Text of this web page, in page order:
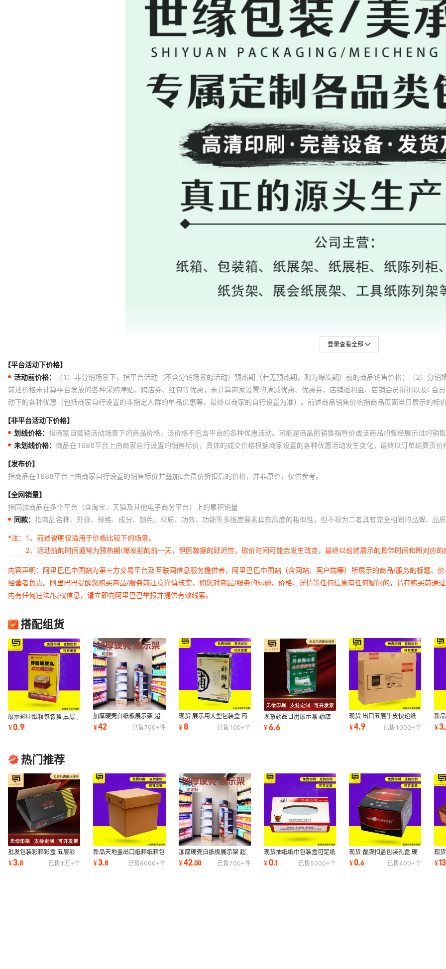
登录查看全部
【平台活动下价格】
活动前价格：
（1）非分销场景下，指平台活动（不含分销场景的活动）预热期（若无预热期，则为爆发期）前的商品销售价格；（2）分
前述价格未计算平台发放的各种采购津贴、跨店券、红包等优惠，未计算商家设置的满减优惠、优惠券、店铺返利金、店铺会员折扣以及L会
动下的各种优惠（包括商家自行设置的非指定人群的单品优惠等，最终以商家的自行设置为准）。前述商品销售价格指商品页面当日展示的标
【非平台活动下价格】
划线价格： 指商家自营销活动场景下的商品价格，该价格不包含平台的各种优惠活动。可能是商品的销售指导价或该商品的曾经展示过的销售
未划线价格： 商品在1688平台上由商家自行设置的销售标价，具体的成交价格根据商家设置的各种优惠活动发生变化，最终以订单结算页价
【发布价】
指商品在1688平台上由商家自行设置的销售标价并叠加L会员价折扣后的价格，并非原价，仅供参考。
【全网销量】
指同款商品在多个平台（含淘宝、天猫及其他电子商务平台）上的累积销量
同款： 指商品名称、外观、规格、成分、颜色、材质、功效、功能等多维度要素具有高度的相似性，但不视为二者具有完全相同的品牌、品质
*注：
1、前述说明仅适用于价格比较下的场景。
2、活动前的时间通常为预热期/爆发期的前一天，但因数据的延迟性，取价时间可能会发生改变，最终以前述展示的具体时间和所对应的
内容声明：阿里巴巴中国站为第三方交易平台及互联网信息服务提供者，阿里巴巴中国站（含网站、客户端等）所展示的商品/服务的标题、
经营者负责。阿里巴巴提醒您购买商品/服务前注意谨慎核实，如您对商品/服务的标题、价格、详情等任何信息有任何疑问的，请在购买前通
内有任何违法/侵权信息，请立即向阿里巴巴举报并提供有效线索。
搭配组货
展示彩印纸箱包装盒 三层
彩印瓦楞广告宣传包装纸箱
来图可定
¥0.9
加厚硬壳白纸板展示架 超
市活动货柜陈列纸货架可定
异型展架安装
¥42 已售700+件
现货 展示用大型包装盒 药
品包装大展示盒可定 山东
礼品纸盒厂家
¥8 已售 100+个
现货药品日用展示盒 药店
用彩盒展示纸盒可定 北方
药品包装纸盒厂
¥6.6
现货 出口五层牛皮快递纸
箱 长方形纸质收纳箱密封
包装快递
¥4.9 已售 1000+个
新
装
输
¥
热门推荐
批发包装彩箱彩盒 五层彩
箱打孔包装箱可定 山东彩
箱礼品盒供应商
¥3.8 已售 1万+个
新品天地盖出口纸箱纸箱包
装盒 物流打包重型瓦楞运
输收纳打包盒
¥3.8 已售6000+个
加厚硬壳白纸板展示架 超
市活动货柜陈列纸货架可定
异型展架安装
¥42.00 已售700+件
现货抽纸纸巾包装盒可定纸
质彩印礼品广告方巾餐巾纸
盒汽车宣传
¥0.1 已售5000+个
现货 覆膜扣盖包装礼盒 硬
纸壳彩印包装盒可定 新款
薄瓦楞彩盒
¥0.6 已售400+个
现
盒
选
¥13